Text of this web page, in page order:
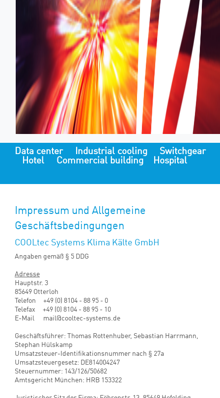
Hotel
Commercial building Hospital
Impressum und Allgemeine
Geschäftsbedingungen
Angaben gemäß § 5 DDG
Adresse
Hauptstr. 3
85649 Otterloh
Telefon +49 (0) 8104 - 88 95 - 0
E-Mail mail@cooltec-systems.de
Geschäftsführer: Thomas Rottenhuber, Sebastian Harrmann,
Stephan Hülskamp
Umsatzsteuer-Identifikationsnummer nach § 27a
Umsatzsteuergesetz: DE814004247